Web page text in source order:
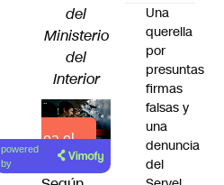
del
Ministerio
del
Interior
Lea el
artículo
powered
by
Una
querella
por
presuntas
firmas
falsas y
una
denuncia
del